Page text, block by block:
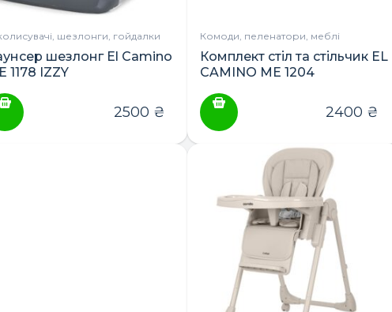
шезлонги, гойдалки
шезлонг El Camino
1178 IZZY
2500 ₴
Комоди, пеленатори, меблі
Комплект стіл та стільчик EL
CAMINO ME 1204
2400 ₴